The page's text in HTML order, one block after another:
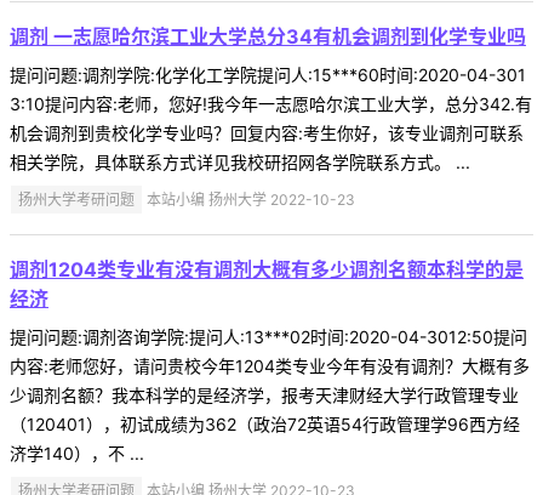
调剂 一志愿哈尔滨工业大学总分34有机会调剂到化学专业吗
提问问题:调剂学院:化学化工学院提问人:15***60时间:2020-04-301
3:10提问内容:老师，您好!我今年一志愿哈尔滨工业大学，总分342.有
机会调剂到贵校化学专业吗？回复内容:考生你好，该专业调剂可联系
相关学院，具体联系方式详见我校研招网各学院联系方式。 ...
扬州大学考研问题 本站小编 扬州大学 2022-10-23
调剂1204类专业有没有调剂大概有多少调剂名额本科学的是
经济
提问问题:调剂咨询学院:提问人:13***02时间:2020-04-3012:50提问
内容:老师您好，请问贵校今年1204类专业今年有没有调剂？大概有多
少调剂名额？我本科学的是经济学，报考天津财经大学行政管理专业
（120401），初试成绩为362（政治72英语54行政管理学96西方经
济学140），不 ...
扬州大学考研问题 本站小编 扬州大学 2022-10-23